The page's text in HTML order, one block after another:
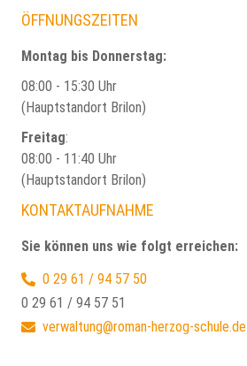
ÖFFNUNGSZEITEN
Montag bis Donnerstag:
08:00 - 15:30 Uhr
(Hauptstandort Brilon)
Freitag:
08:00 - 11:40 Uhr
(Hauptstandort Brilon)
KONTAKTAUFNAHME
Sie können uns wie folgt erreichen:
0 29 61 / 94 57 50
0 29 61 / 94 57 51
verwaltung@roman-herzog-schule.de